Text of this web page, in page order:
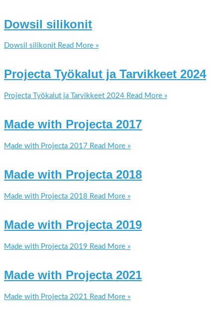
Dowsil silikonit
Dowsil silikonit Read More »
Projecta Työkalut ja Tarvikkeet 2024
Projecta Työkalut ja Tarvikkeet 2024 Read More »
Made with Projecta 2017
Made with Projecta 2017 Read More »
Made with Projecta 2018
Made with Projecta 2018 Read More »
Made with Projecta 2019
Made with Projecta 2019 Read More »
Made with Projecta 2021
Made with Projecta 2021 Read More »